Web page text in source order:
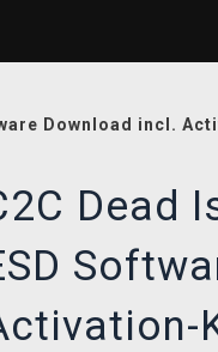
Download incl.
Dead